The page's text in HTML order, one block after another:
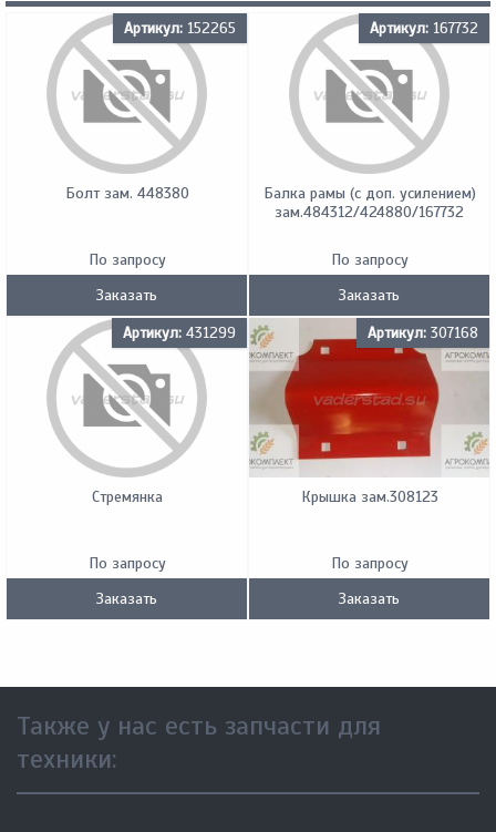
Артикул: 152265
Болт зам. 448380
По запросу
Заказать
Артикул: 167732
Балка рамы (с доп. усилением)
зам.484312/424880/167732
По запросу
Заказать
Артикул: 431299
Стремянка
По запросу
Заказать
Артикул: 307168
Крышка зам.308123
По запросу
Заказать
Также у нас есть запчасти для
техники: